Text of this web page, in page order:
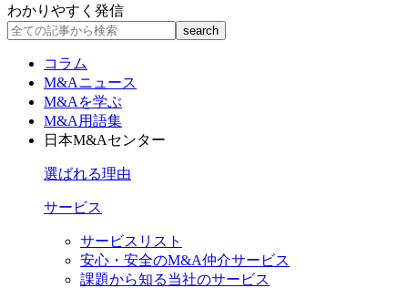
わかりやすく発信
コラム
M&Aニュース
M&Aを学ぶ
M&A用語集
日本M&Aセンター
選ばれる理由
サービス
サービスリスト
安心・安全のM&A仲介サービス
課題から知る当社のサービス